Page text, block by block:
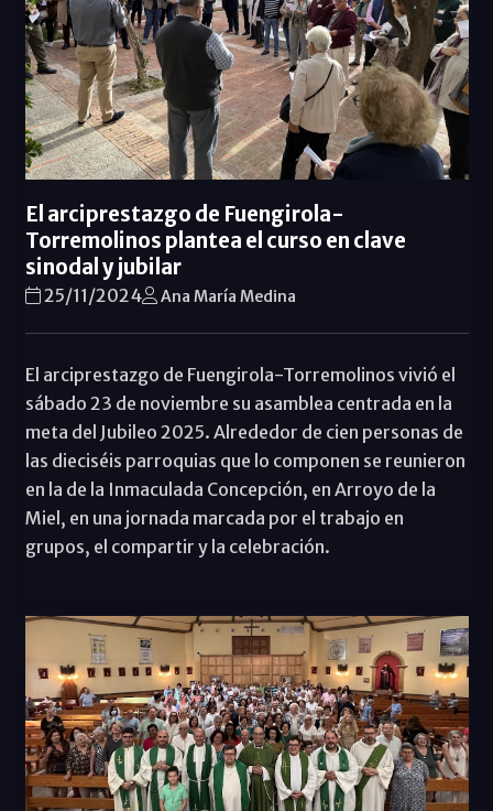
El arciprestazgo de Fuengirola-
Torremolinos plantea el curso en clave
sinodal y jubilar
25/11/2024 Ana María Medina
El arciprestazgo de Fuengirola-Torremolinos vivió el
sábado 23 de noviembre su asamblea centrada en la
meta del Jubileo 2025. Alrededor de cien personas de
las dieciséis parroquias que lo componen se reunieron
en la de la Inmaculada Concepción, en Arroyo de la
Miel, en una jornada marcada por el trabajo en
grupos, el compartir y la celebración.